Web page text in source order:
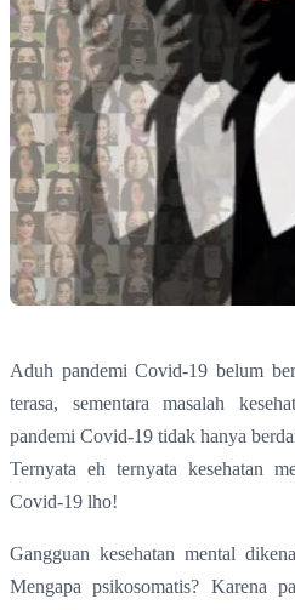
Aduh pandemi Covid-19 belum
terasa, sementara masalah
pandemi Covid-19 tidak hanya
Ternyata eh ternyata kesehatan
Covid-19 lho!
Gangguan kesehatan mental
Mengapa psikosomatis? Karena